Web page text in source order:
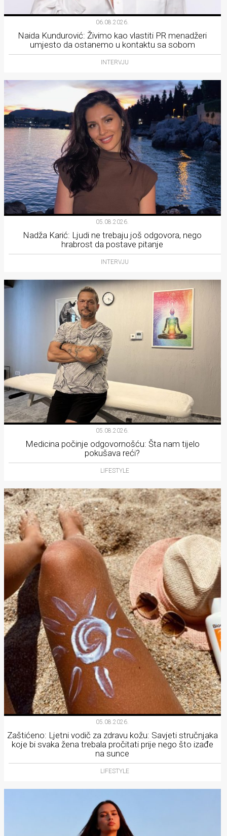
06.08.2026.
Naida Kundurović: Živimo kao vlastiti PR menadžeri
umjesto da ostanemo u kontaktu sa sobom
INTERVJU
05.08.2026.
Nadža Karić: Ljudi ne trebaju još odgovora, nego
hrabrost da postave pitanje
INTERVJU
05.08.2026.
Medicina počinje odgovornošću: Šta nam tijelo
pokušava reći?
LIFESTYLE
05.08.2026.
Zaštićeno: Ljetni vodič za zdravu kožu: Savjeti stručnjaka
koje bi svaka žena trebala pročitati prije nego što izađe
na sunce
LIFESTYLE